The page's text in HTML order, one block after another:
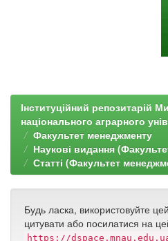
Інституційний репозитарій
національного аграрного
Факультет менеджменту
Наукові видання
Статті (Факультет
Будь ласка, використовуйте
цитувати або посилатися на
https://